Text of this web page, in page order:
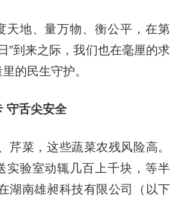
地、量万物、衡公平，在第
”到来之际，我们也在毫厘的求
的民生守护。
舌尖安全
菜，这些蔬菜农残风险高。
实验室动辄几百上千块，等半
湖南雄昶科技有限公司（以下